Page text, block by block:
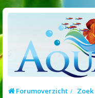
Forumoverzicht
Zoek